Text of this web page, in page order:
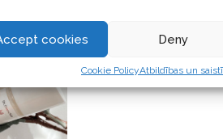
cookies Deny
Cookie PolicyAtbildības un